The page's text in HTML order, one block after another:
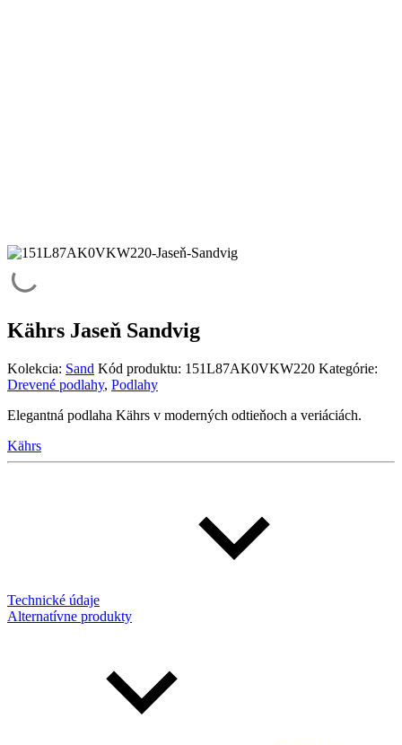
Kährs Jaseň Sandvig
Kolekcia: Sand Kód produktu: 151L87AK0VKW220 Kategórie:
Drevené podlahy, Podlahy
Elegantná podlaha Kährs v moderných odtieňoch a veriáciách.
Kährs
Technické údaje
Alternatívne produkty